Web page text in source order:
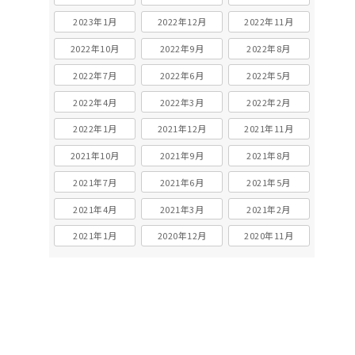
2023年1月 2022年12月 2022年11月
2022年10月 2022年9月 2022年8月
2022年7月 2022年6月 2022年5月
2022年4月 2022年3月 2022年2月
2022年1月 2021年12月 2021年11月
2021年10月 2021年9月 2021年8月
2021年7月 2021年6月 2021年5月
2021年4月 2021年3月 2021年2月
2021年1月 2020年12月 2020年11月